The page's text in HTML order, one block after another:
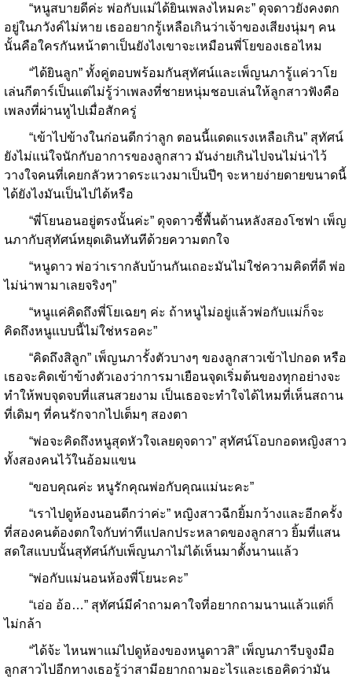
“หนูสบายดีค่ะ พ่อกับแม่ได้ยินเพลงไหมคะ” ดุจดาวยังคงตก
อยู่ในภวังค์ไม่หาย เธออยากรู้เหลือเกินว่าเจ้าของเสียงนุ่มๆ คน
นั้นคือใครกันหน้าตาเป็นยังไงเขาจะเหมือนพี่โยของเธอไหม
“ได้ยินลูก” ทั้งคู่ตอบพร้อมกันสุทัศน์และเพ็ญนภารู้แค่วาโย
เล่นกีตาร์เป็นแต่ไม่รู้ว่าเพลงที่ชายหนุ่มชอบเล่นให้ลูกสาวฟังคือ
เพลงที่ผ่านหูไปเมื่อสักครู่
“เข้าไปข้างในก่อนดีกว่าลูก ตอนนี้แดดแรงเหลือเกิน” สุทัศน์
ยังไม่แน่ใจนักกับอาการของลูกสาว มันง่ายเกินไปจนไม่น่าไว้
วางใจคนที่เคยกลัวหวาดระแวงมาเป็นปีๆ จะหายง่ายดายขนาดนี้
ได้ยังไงมันเป็นไปได้หรือ
“พี่โยนอนอยู่ตรงนั้นค่ะ” ดุจดาวชี้พื้นด้านหลังสองโซฟา เพ็ญ
นภากับสุทัศน์หยุดเดินทันทีด้วยความตกใจ
“หนูดาว พ่อว่าเรากลับบ้านกันเถอะมันไม่ใช่ความคิดที่ดี พ่อ
ไม่น่าพามาเลยจริงๆ”
“หนูแค่คิดถึงพี่โยเฉยๆ ค่ะ ถ้าหนูไม่อยู่แล้วพ่อกับแม่ก็จะ
คิดถึงหนูแบบนี้ไม่ใช่หรอคะ”
“คิดถึงสิลูก” เพ็ญนภารั้งตัวบางๆ ของลูกสาวเข้าไปกอด หรือ
เธอจะคิดเข้าข้างตัวเองว่าการมาเยือนจุดเริ่มต้นของทุกอย่างจะ
ทำให้พบจุดจบที่แสนสวยงาม เป็นเธอจะทำใจได้ไหมที่เห็นสถาน
ที่เดิมๆ ที่คนรักจากไปเต็มๆ สองตา
“พ่อจะคิดถึงหนูสุดหัวใจเลยดุจดาว” สุทัศน์โอบกอดหญิงสาว
ทั้งสองคนไว้ในอ้อมแขน
“ขอบคุณค่ะ หนูรักคุณพ่อกับคุณแม่นะคะ”
“เราไปดูห้องนอนดีกว่าค่ะ” หญิงสาวฉีกยิ้มกว้างและอีกครั้ง
ที่สองคนต้องตกใจกับท่าทีแปลกประหลาดของลูกสาว ยิ้มที่แสน
สดใสแบบนั้นสุทัศน์กับเพ็ญนภาไม่ได้เห็นมาตั้งนานแล้ว
“พ่อกับแม่นอนห้องพี่โยนะคะ”
“เอ่อ อ้อ…” สุทัศน์มีคำถามคาใจที่อยากถามนานแล้วแต่ก็
ไม่กล้า
“ได้จ้ะ ไหนพาแม่ไปดูห้องของหนูดาวสิ” เพ็ญนภารีบจูงมือ
ลูกสาวไปอีกทางเธอรู้ว่าสามีอยากถามอะไรและเธอคิดว่ามัน